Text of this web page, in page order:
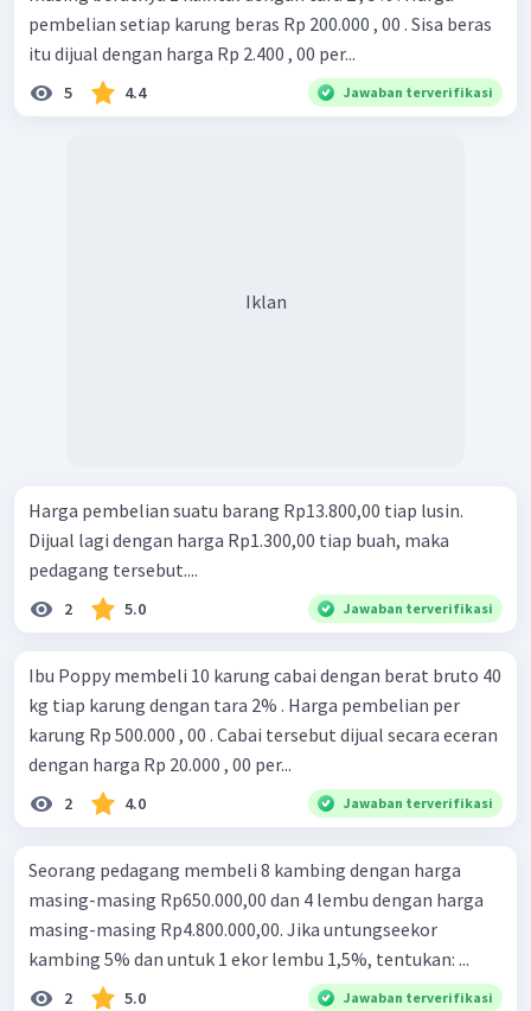
pembelian setiap karung beras Rp 200.000 , 00 . Sisa beras
itu dijual dengan harga Rp 2.400 , 00 per...
5 4.4 Jawaban terverifikasi
Iklan
Harga pembelian suatu barang Rp13.800,00 tiap lusin.
Dijual lagi dengan harga Rp1.300,00 tiap buah, maka
pedagang tersebut....
2 5.0 Jawaban terverifikasi
Ibu Poppy membeli 10 karung cabai dengan berat bruto 40
kg tiap karung dengan tara 2% . Harga pembelian per
karung Rp 500.000 , 00 . Cabai tersebut dijual secara eceran
dengan harga Rp 20.000 , 00 per...
2 4.0 Jawaban terverifikasi
Seorang pedagang membeli 8 kambing dengan harga
masing-masing Rp650.000,00 dan 4 lembu dengan harga
masing-masing Rp4.800.000,00. Jika untungseekor
kambing 5% dan untuk 1 ekor lembu 1,5%, tentukan: ...
2 5.0 Jawaban terverifikasi